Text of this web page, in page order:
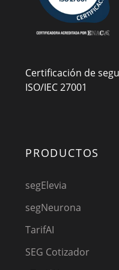
Certificación de
ISO/IEC 27001
PRODUCTOS
segElevia
segNeurona
TarifAI
SEG Cotizador